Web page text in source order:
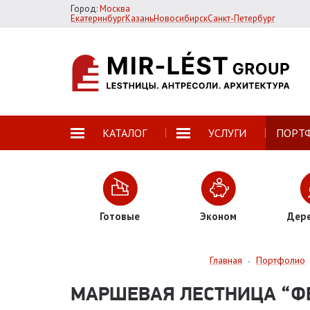
Город:Москва
ЕкатеринбургКазаньНовосибирскСанкт-Петербург
КАТАЛОГ УСЛУГИ
Готовые Эконом
Главная - Портфолио
МАРШЕВАЯ ЛЕСТНИЦА